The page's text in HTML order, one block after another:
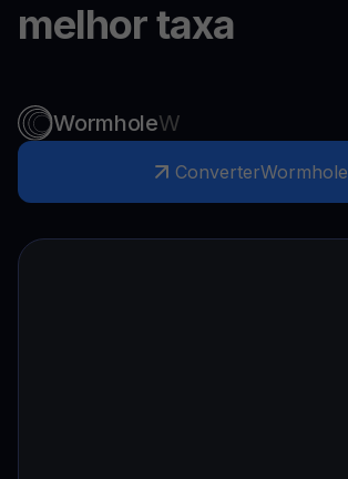
melhor taxa
WormholeW
ConverterWormhole